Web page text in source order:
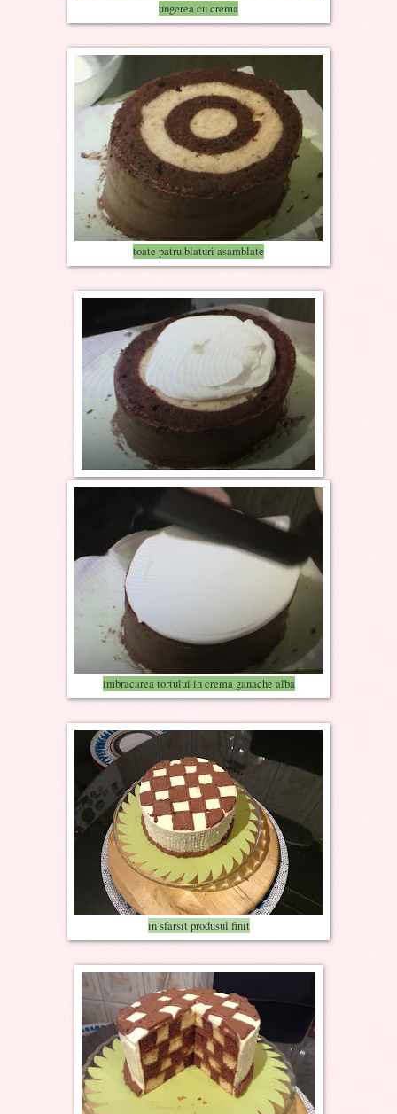
ungerea cu crema
toate patru blaturi asamblate
imbracarea tortului in crema ganache alba
in sfarsit produsul finit